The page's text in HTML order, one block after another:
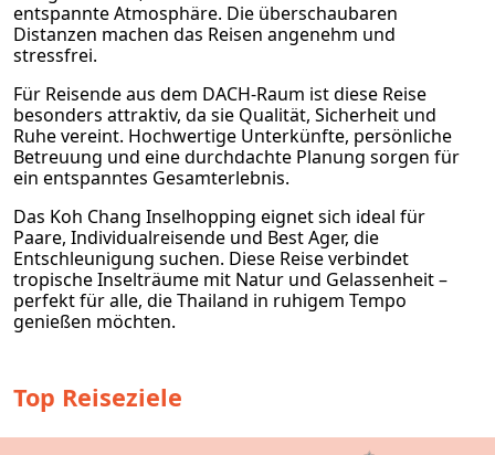
entspannte Atmosphäre. Die überschaubaren
Distanzen machen das Reisen angenehm und
stressfrei.
Für Reisende aus dem DACH-Raum ist diese Reise
besonders attraktiv, da sie Qualität, Sicherheit und
Ruhe vereint. Hochwertige Unterkünfte, persönliche
Betreuung und eine durchdachte Planung sorgen für
ein entspanntes Gesamterlebnis.
Das Koh Chang Inselhopping eignet sich ideal für
Paare, Individualreisende und Best Ager, die
Entschleunigung suchen. Diese Reise verbindet
tropische Inselträume mit Natur und Gelassenheit –
perfekt für alle, die Thailand in ruhigem Tempo
genießen möchten.
Top Reiseziele